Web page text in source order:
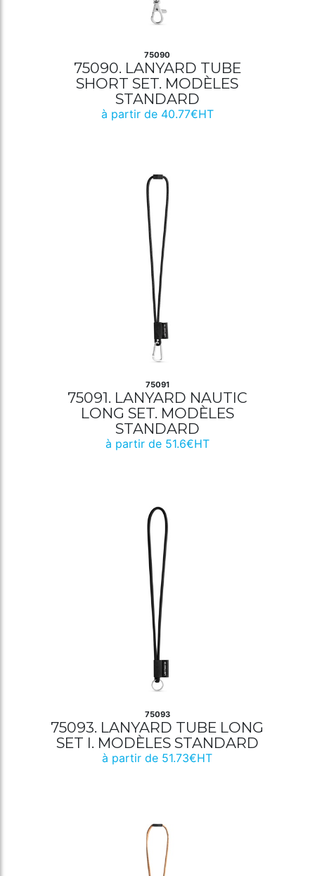
75090
75090. LANYARD TUBE
SHORT SET. MODÈLES
STANDARD
à partir de 40.77€HT
75091
75091. LANYARD NAUTIC
LONG SET. MODÈLES
STANDARD
à partir de 51.6€HT
75093
75093. LANYARD TUBE LONG
SET I. MODÈLES STANDARD
à partir de 51.73€HT